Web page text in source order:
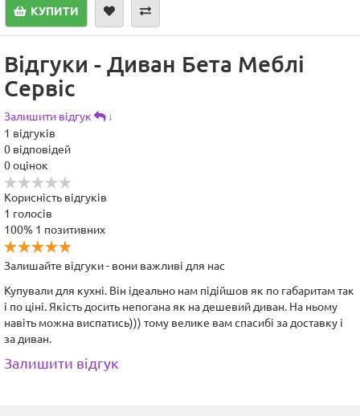
КУПИТИ
Відгуки - Диван Бета Меблі
Сервіс
Залишити відгук
↓
1 відгуків
0 відповідей
0оцінок
Корисність відгуків
1 голосів
100% 1 позитивних
Залишайте відгуки - вони важливі для нас
Купували для кухні. Він ідеально нам підійшов як по габаритам так
і по ціні. Якість досить непогана як на дешевий диван. На ньому
навіть можна виспатись))) тому велике вам спасибі за доставку і
за диван.
Залишити відгук